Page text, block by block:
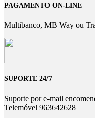
PAGAMENTO ON-LINE
Multibanco, MB Way ou
SUPORTE 24/7
Suporte por e-mail
Telemóvel 963642628